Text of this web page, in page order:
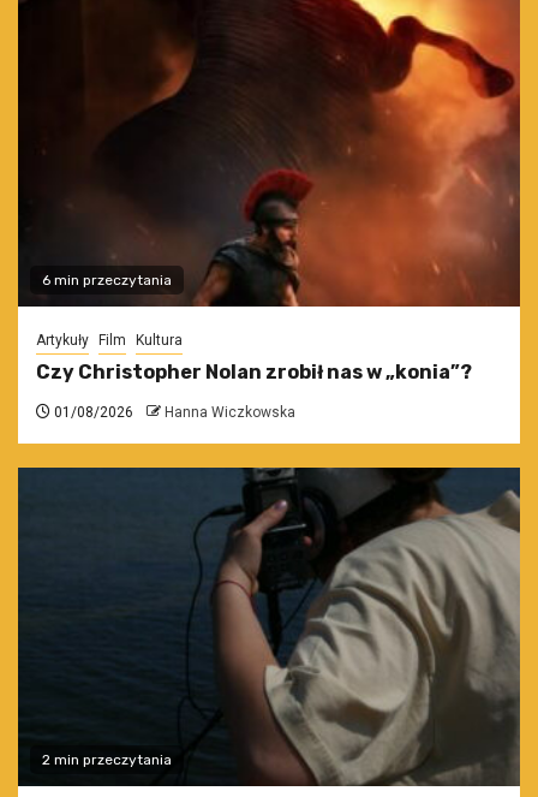
6 min przeczytania
Artykuły Film Kultura
Czy Christopher Nolan zrobił nas w „konia”?
01/08/2026 Hanna Wiczkowska
2 min przeczytania